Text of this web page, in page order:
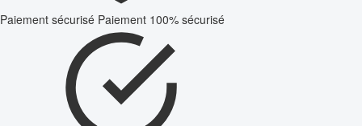
Paiement sécurisé Paiement 100% sécurisé